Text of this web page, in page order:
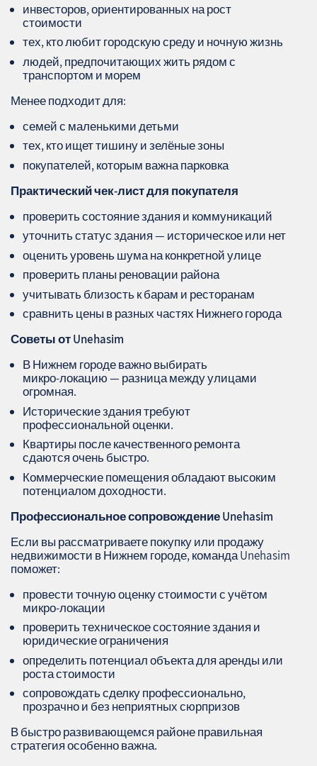
инвесторов, ориентированных на рост
стоимости
тех, кто любит городскую среду и ночную жизнь
людей, предпочитающих жить рядом с
транспортом и морем
Менее подходит для:
семей с маленькими детьми
тех, кто ищет тишину и зелёные зоны
покупателей, которым важна парковка
Практический чек-лист для покупателя
проверить состояние здания и коммуникаций
уточнить статус здания — историческое или нет
оценить уровень шума на конкретной улице
проверить планы реновации района
учитывать близость к барам и ресторанам
сравнить цены в разных частях Нижнего города
Советы от Unehasim
В Нижнем городе важно выбирать
микро‑локацию — разница между улицами
огромная.
Исторические здания требуют
профессиональной оценки.
Квартиры после качественного ремонта
сдаются очень быстро.
Коммерческие помещения обладают высоким
потенциалом доходности.
Профессиональное сопровождениеUnehasim
Если вы рассматриваете покупку или продажу
недвижимости в Нижнем городе, команда Unehasim
поможет:
провести точную оценку стоимости с учётом
микро‑локации
проверить техническое состояние здания и
юридические ограничения
определить потенциал объекта для аренды или
роста стоимости
сопровождать сделку профессионально,
прозрачно и без неприятных сюрпризов
В быстро развивающемся районе правильная
стратегия особенно важна.